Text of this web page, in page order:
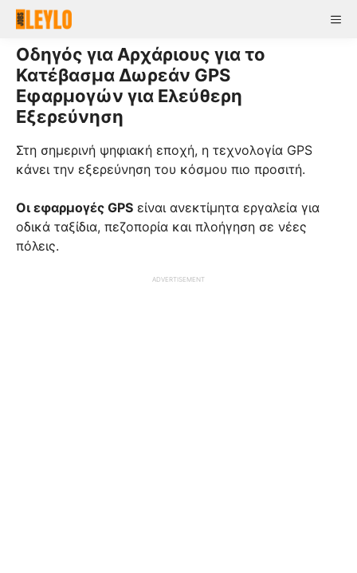
Skip
content
Οδηγός για Αρχάριους για το
Κατέβασμα Δωρεάν GPS
Εφαρμογών για Ελεύθερη
Εξερεύνηση
Στη σημερινή ψηφιακή εποχή, η τεχνολογία GPS
κάνει την εξερεύνηση του κόσμου πιο προσιτή.
Οι εφαρμογές GPS είναι ανεκτίμητα εργαλεία για
οδικά ταξίδια, πεζοπορία και πλοήγηση σε νέες
πόλεις.
ADVERTISEMENT